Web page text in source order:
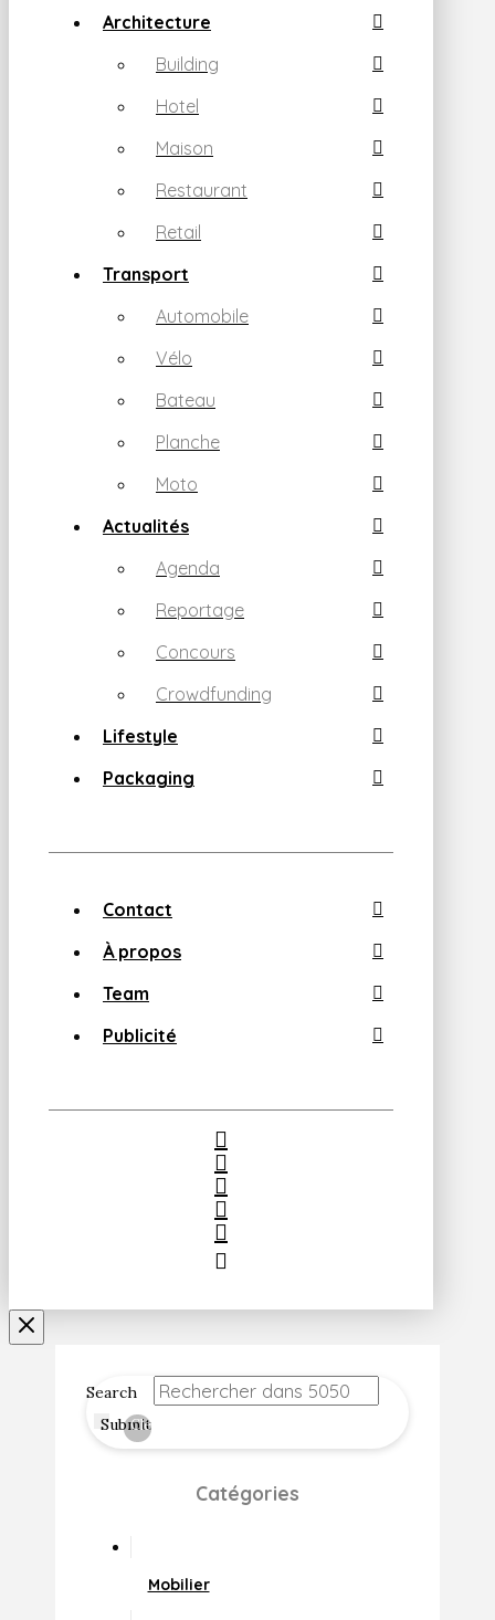
Architecture
Building
Hotel
Maison
Restaurant
Retail
Transport
Automobile
Vélo
Bateau
Planche
Moto
Actualités
Agenda
Reportage
Concours
Crowdfunding
Lifestyle
Packaging
Contact
À propos
Team
Publicité
Search
Submit
Clear
Catégories
Mobilier